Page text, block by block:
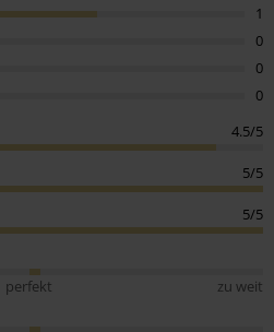
1
0
0
0
4.5/5
5/5
5/5
perfekt
zu weit